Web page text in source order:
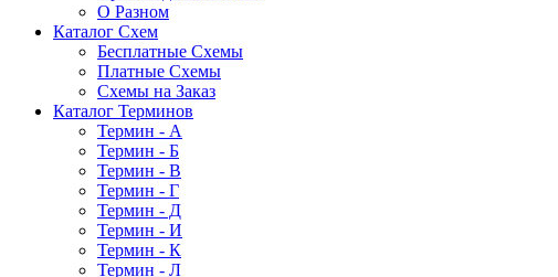
О Разном
Каталог Схем
Бесплатные Схемы
Платные Схемы
Схемы на Заказ
Каталог Терминов
Термин - А
Термин - Б
Термин - В
Термин - Г
Термин - Д
Термин - И
Термин - К
Термин - Л